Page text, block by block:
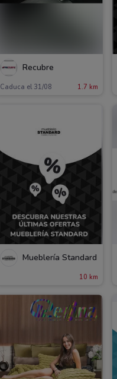
Recubre
Caduca el 31/08 1.7 km
Mueblería Standard
10 km